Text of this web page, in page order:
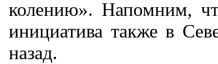
коле­нию». На­пом­ним,
ини­ци­ати­ва так­же в
на­зад.